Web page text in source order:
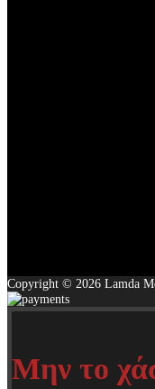
Copyright © 2026 Lamda
Μην το